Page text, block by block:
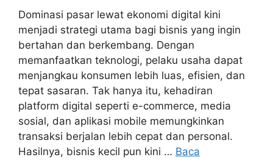
Dominasi pasar lewat ekonomi digital kini
menjadi strategi utama bagi bisnis yang ingin
bertahan dan berkembang. Dengan
memanfaatkan teknologi, pelaku usaha dapat
menjangkau konsumen lebih luas, efisien, dan
tepat sasaran. Tak hanya itu, kehadiran
platform digital seperti e-commerce, media
sosial, dan aplikasi mobile memungkinkan
transaksi berjalan lebih cepat dan personal.
Hasilnya, bisnis kecil pun kini … Baca